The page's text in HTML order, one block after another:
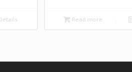
Read more